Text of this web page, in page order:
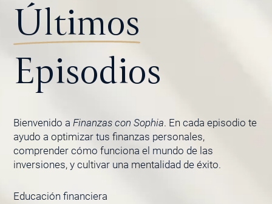
Últimos
Episodios
Bienvenido a Finanzas con Sophia. En cada episodio te
ayudo a optimizar tus finanzas personales,
comprender cómo funciona el mundo de las
inversiones, y cultivar una mentalidad de éxito.
Educación financieraPÁGINA